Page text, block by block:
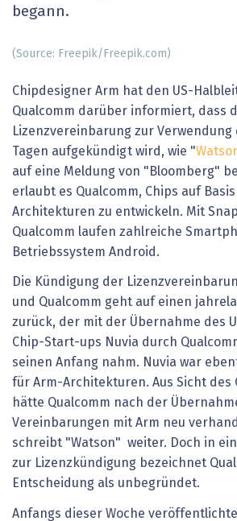
begann.
(Source: Freepik/Freepik.com)
Chipdesigner Arm hat den US-
Qualcomm darüber informiert, dass
Lizenzvereinbarung zur Verwendung
Tagen aufgekündigt wird, wie "
auf eine Meldung von "Bloomberg"
erlaubt es Qualcomm, Chips auf
Architekturen zu entwickeln. Mit
Qualcomm laufen zahlreiche
Betriebssystem Android.
Die Kündigung der
und Qualcomm geht auf einen
zurück, der mit der Übernahme des
Chip-Start-ups Nuvia durch
seinen Anfang nahm. Nuvia war
für Arm-Architekturen. Aus Sicht des
hätte Qualcomm nach der
Vereinbarungen mit Arm neu
schreibt "Watson" weiter. Doch in
zur Lizenzkündigung bezeichnet
Entscheidung als unbegründet.
Anfangs dieser Woche